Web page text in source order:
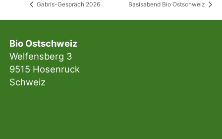
Gabris-Gespräch 2026 Basisabend Bio Ostschweiz
Bio Ostschweiz
Welfensberg 3
9515 Hosenruck
Schweiz